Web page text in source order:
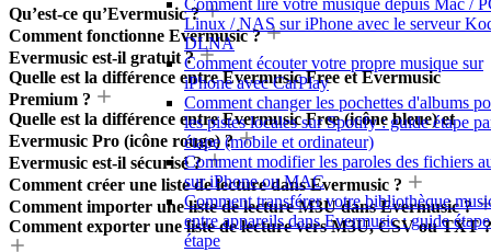
Comment lire votre musique depuis Mac /
Linux / NAS sur iPhone avec le serveur
DLNA
Comment écouter votre propre musique sur
iPhone avec CarPlay
Comment changer les pochettes d'albums
les pistes locales sur Spotify : guide étape
étape (mobile et ordinateur)
Comment modifier les paroles des fichiers
sur iPhone ou MAC
Comment transférer votre bibliothèque
entre appareils dans Evermusic : guide
étape
Qu’est-ce qu’Evermusic ?
Comment fonctionne Evermusic ?
Evermusic est-il gratuit ?
Quelle est la différence entre Evermusic Free et Evermusic
Premium ?
Quelle est la différence entre Evermusic Free (icône bleue) et
Evermusic Pro (icône rouge) ?
Evermusic est-il sécurisé ?
Comment créer une liste de lecture dans Evermusic ?
Comment importer une liste de lecture M3U dans Evermusic ?
Comment exporter une liste de lecture vers M3U, CSV ou TXT ?